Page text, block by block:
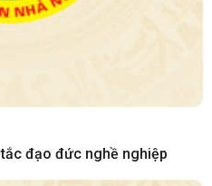
đạo đức nghề nghiệp